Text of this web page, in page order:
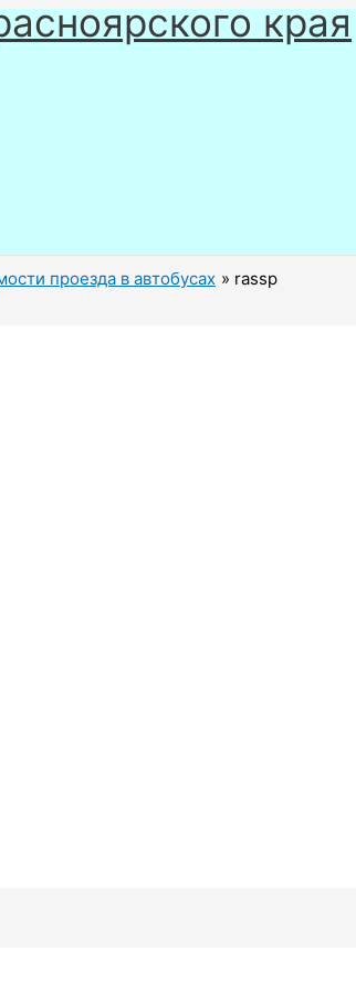
края
проезда в автобусах rassp